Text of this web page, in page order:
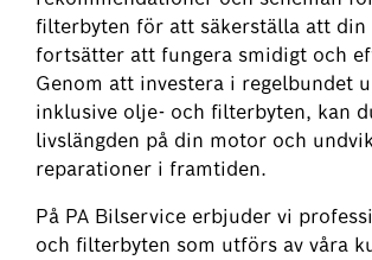
filterbyten för att säkerställa att
fortsätter att fungera smidigt och
Genom att investera i regelbundet
inklusive olje- och filterbyten, kan
livslängden på din motor och
reparationer i framtiden.
På PA Bilservice erbjuder vi
och filterbyten som utförs av våra